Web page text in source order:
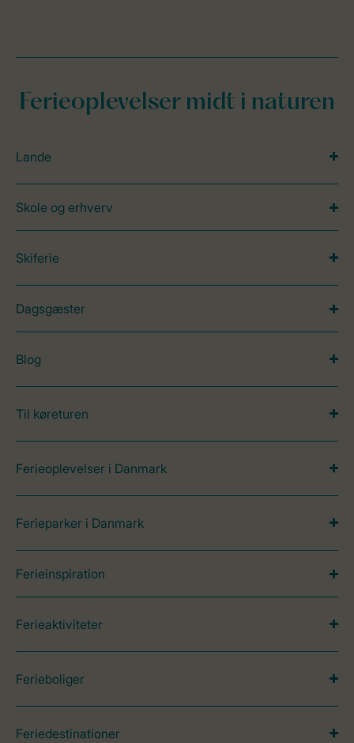
Ferieoplevelser midt i naturen
Lande
Skole og erhverv
Skiferie
Dagsgæster
Blog
Til køreturen
Ferieoplevelser i Danmark
Ferieparker i Danmark
Ferieinspiration
Ferieaktiviteter
Ferieboliger
Feriedestinationer